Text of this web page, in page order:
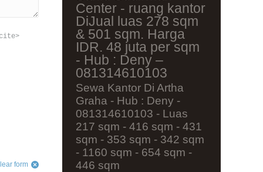
form
Center - ruang kantor
DiJual luas 278 sqm
& 501 sqm. Harga
IDR. 48 juta per sqm
- Hub : Deny –
081314610103
Sewa Kantor Di Artha
Graha - Hub : Deny -
081314610103 - Luas
217 sqm - 416 sqm - 431
sqm - 353 sqm - 342 sqm
- 1160 sqm - 654 sqm -
446 sqm